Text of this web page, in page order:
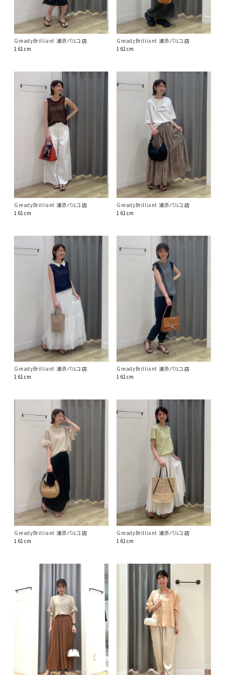
GreadyBrilliant 浦添パルコ店
161cm
GreadyBrilliant 浦添パルコ店
161cm
GreadyBrilliant 浦添パルコ店
161cm
GreadyBrilliant 浦添パルコ店
161cm
GreadyBrilliant 浦添パルコ店
161cm
GreadyBrilliant 浦添パルコ店
161cm
GreadyBrilliant 浦添パルコ店
161cm
GreadyBrilliant 浦添パルコ店
161cm